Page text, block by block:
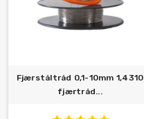
Fjærståltråd 0,1-10mm 1,4310
fjærtråd...